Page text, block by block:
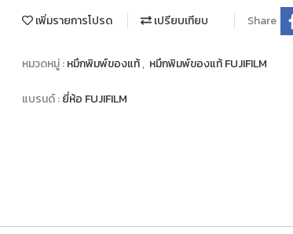
เพิ่มรายการโปรด เปรียบเทียบ Share
หมวดหมู่ :หมึกพิมพ์ของแท้, หมึกพิมพ์ของแท้ FUJIFILM
แบรนด์ :ยี่ห้อ FUJIFILM